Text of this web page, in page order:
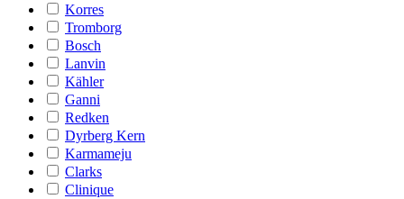
Korres
Tromborg
Bosch
Lanvin
Kähler
Ganni
Redken
Dyrberg Kern
Karmameju
Clarks
Clinique